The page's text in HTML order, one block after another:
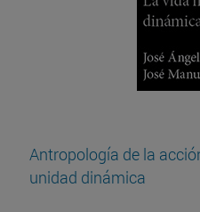
Antropología de la
unidad dinámica